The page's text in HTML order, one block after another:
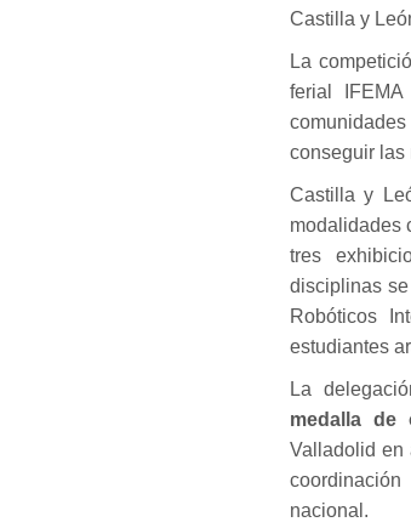
Castilla y
La
ferial
conseguir las
Castilla y
modalidades
tres
disciplinas
Robóticos
estudiantes
La
medalla de
Valladolid en
nacional.